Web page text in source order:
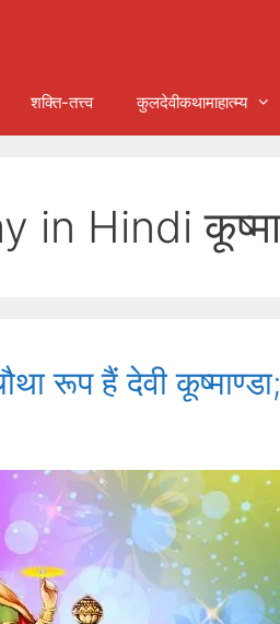
शक्ति-तत्त्व कुलदेवीकथामाहात्म्य
Hindi
रूप हैं देवी